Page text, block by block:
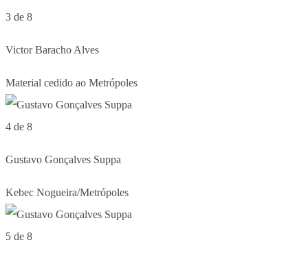
3 de 8
Victor Baracho Alves
Material cedido ao Metrópoles
4 de 8
Gustavo Gonçalves Suppa
Kebec Nogueira/Metrópoles
5 de 8